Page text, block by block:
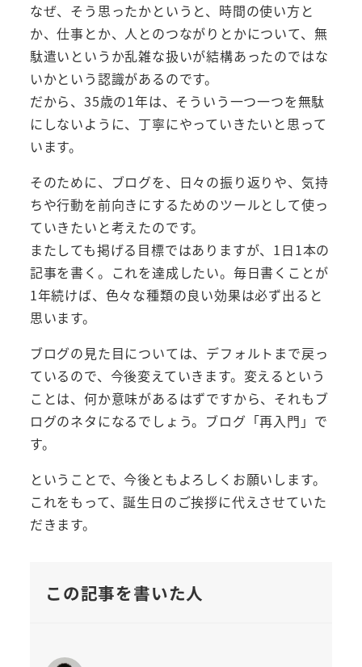
なぜ、そう思ったかというと、時間の使い方と
か、仕事とか、人とのつながりとかについて、無
駄遣いというか乱雑な扱いが結構あったのではな
いかという認識があるのです。
だから、35歳の1年は、そういう一つ一つを無駄
にしないように、丁寧にやっていきたいと思って
います。
そのために、ブログを、日々の振り返りや、気持
ちや行動を前向きにするためのツールとして使っ
ていきたいと考えたのです。
またしても掲げる目標ではありますが、1日1本の
記事を書く。これを達成したい。毎日書くことが
1年続けば、色々な種類の良い効果は必ず出ると
思います。
ブログの見た目については、デフォルトまで戻っ
ているので、今後変えていきます。変えるという
ことは、何か意味があるはずですから、それもブ
ログのネタになるでしょう。ブログ「再入門」で
す。
ということで、今後ともよろしくお願いします。
これをもって、誕生日のご挨拶に代えさせていた
だきます。
この記事を書いた人